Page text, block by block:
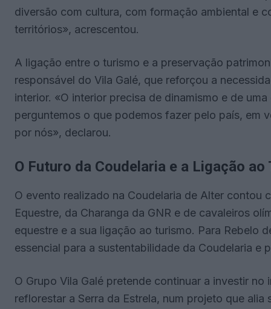
diversão com cultura, com formação ambiental e
territórios», acrescentou.
A ligação entre o turismo e a preservação
responsável do Vila Galé, que reforçou a
interior. «O interior precisa de dinamismo e de
perguntemos o que podemos fazer pelo país, em
por nós», declarou.
O Futuro da Coudelaria e a Ligação ao
O evento realizado na Coudelaria de Alter contou
Equestre, da Charanga da GNR e de cavaleiros
equestre e a sua ligação ao turismo. Para Rebelo
essencial para a sustentabilidade da Coudelaria e
O Grupo Vila Galé pretende continuar a investir
reflorestar a Serra da Estrela, num projeto que